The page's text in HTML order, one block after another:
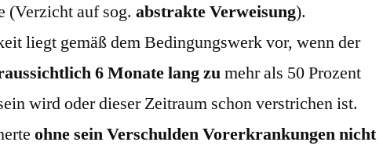
(Verzicht auf sog.abstrakte Verweisung).
liegt gemäß dem Bedingungswerk vor, wenn der
6 Monate lang zumehr als 50 Prozent
wird oder dieser Zeitraum schon verstrichen ist.
ohne sein Verschulden Vorerkrankungen nicht